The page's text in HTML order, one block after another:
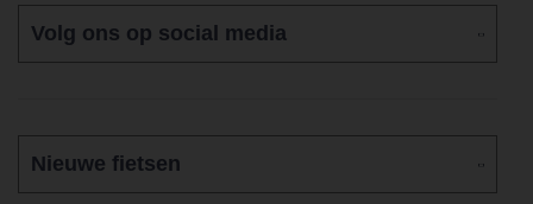
Volg ons op social media
Nieuwe fietsen